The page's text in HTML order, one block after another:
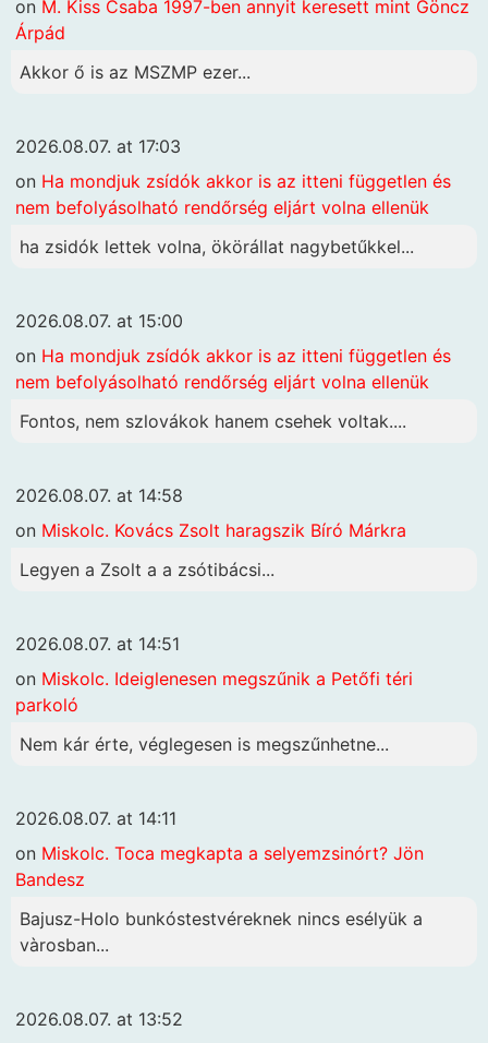
on M. Kiss Csaba 1997-ben annyit keresett mint Göncz
Árpád
Akkor ő is az MSZMP ezer...
2026.08.07. at 17:03
on Ha mondjuk zsídók akkor is az itteni független és
nem befolyásolható rendőrség eljárt volna ellenük
ha zsidók lettek volna, ökörállat nagybetűkkel...
2026.08.07. at 15:00
on Ha mondjuk zsídók akkor is az itteni független és
nem befolyásolható rendőrség eljárt volna ellenük
Fontos, nem szlovákok hanem csehek voltak....
2026.08.07. at 14:58
on Miskolc. Kovács Zsolt haragszik Bíró Márkra
Legyen a Zsolt a a zsótibácsi...
2026.08.07. at 14:51
on Miskolc. Ideiglenesen megszűnik a Petőfi téri
parkoló
Nem kár érte, véglegesen is megszűnhetne...
2026.08.07. at 14:11
on Miskolc. Toca megkapta a selyemzsinórt? Jön
Bandesz
Bajusz-Holo bunkóstestvéreknek nincs esélyük a
vàrosban...
2026.08.07. at 13:52